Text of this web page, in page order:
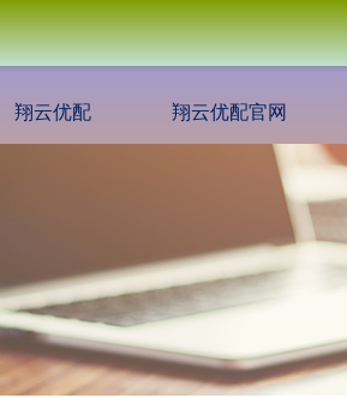
翔云优配 翔云优配官网